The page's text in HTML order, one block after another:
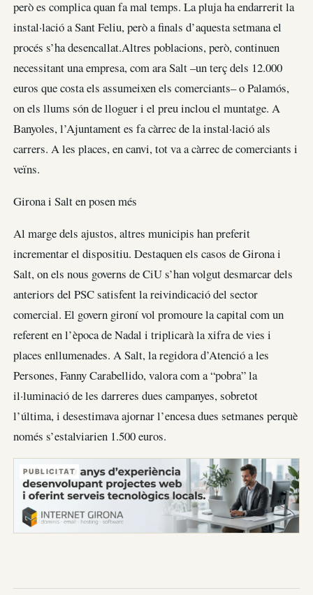
però es complica quan fa mal temps. La pluja ha endarrerit la
instal·lació a Sant Feliu, però a finals d’aquesta setmana el
procés s’ha desencallat.Altres poblacions, però, continuen
necessitant una empresa, com ara Salt –un terç dels 12.000
euros que costa els assumeixen els comerciants– o Palamós,
on els llums són de lloguer i el preu inclou el muntatge. A
Banyoles, l’Ajuntament es fa càrrec de la instal·lació als
carrers. A les places, en canvi, tot va a càrrec de comerciants i
veïns.
Girona i Salt en posen més
Al marge dels ajustos, altres municipis han preferit
incrementar el dispositiu. Destaquen els casos de Girona i
Salt, on els nous governs de CiU s’han volgut desmarcar dels
anteriors del PSC satisfent la reivindicació del sector
comercial. El govern gironí vol promoure la capital com un
referent en l’època de Nadal i triplicarà la xifra de vies i
places enllumenades. A Salt, la regidora d’Atenció a les
Persones, Fanny Carabellido, valora com a “pobra” la
il·luminació de les darreres dues campanyes, sobretot
l’última, i desestimava ajornar l’encesa dues setmanes perquè
només s’estalviarien 1.500 euros.
PUBLICITAT